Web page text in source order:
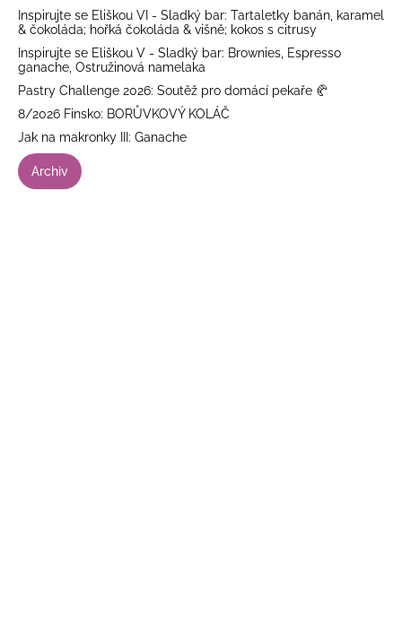
Inspirujte se Eliškou VI - Sladký bar: Tartaletky banán, karamel
& čokoláda; hořká čokoláda & višně; kokos s citrusy
Inspirujte se Eliškou V - Sladký bar: Brownies, Espresso
ganache, Ostružinová namelaka
Pastry Challenge 2026: Soutěž pro domácí pekaře 🥐
8/2026 Finsko: BORŮVKOVÝ KOLÁČ
Jak na makronky III: Ganache
Archiv